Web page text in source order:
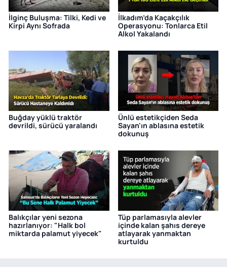
İlginç Buluşma: Tilki, Kedi ve
Kirpi Aynı Sofrada
İlkadım’da Kaçakçılık
Operasyonu: Tonlarca Etil
Alkol Yakalandı
Buğday yüklü traktör
devrildi, sürücü yaralandı
Ünlü estetikçiden Seda
Sayan'ın ablasına estetik
dokunuş
Balıkçılar yeni sezona
hazırlanıyor: "Halk bol
miktarda palamut yiyecek"
Tüp parlamasıyla alevler
içinde kalan şahıs dereye
atlayarak yanmaktan
kurtuldu